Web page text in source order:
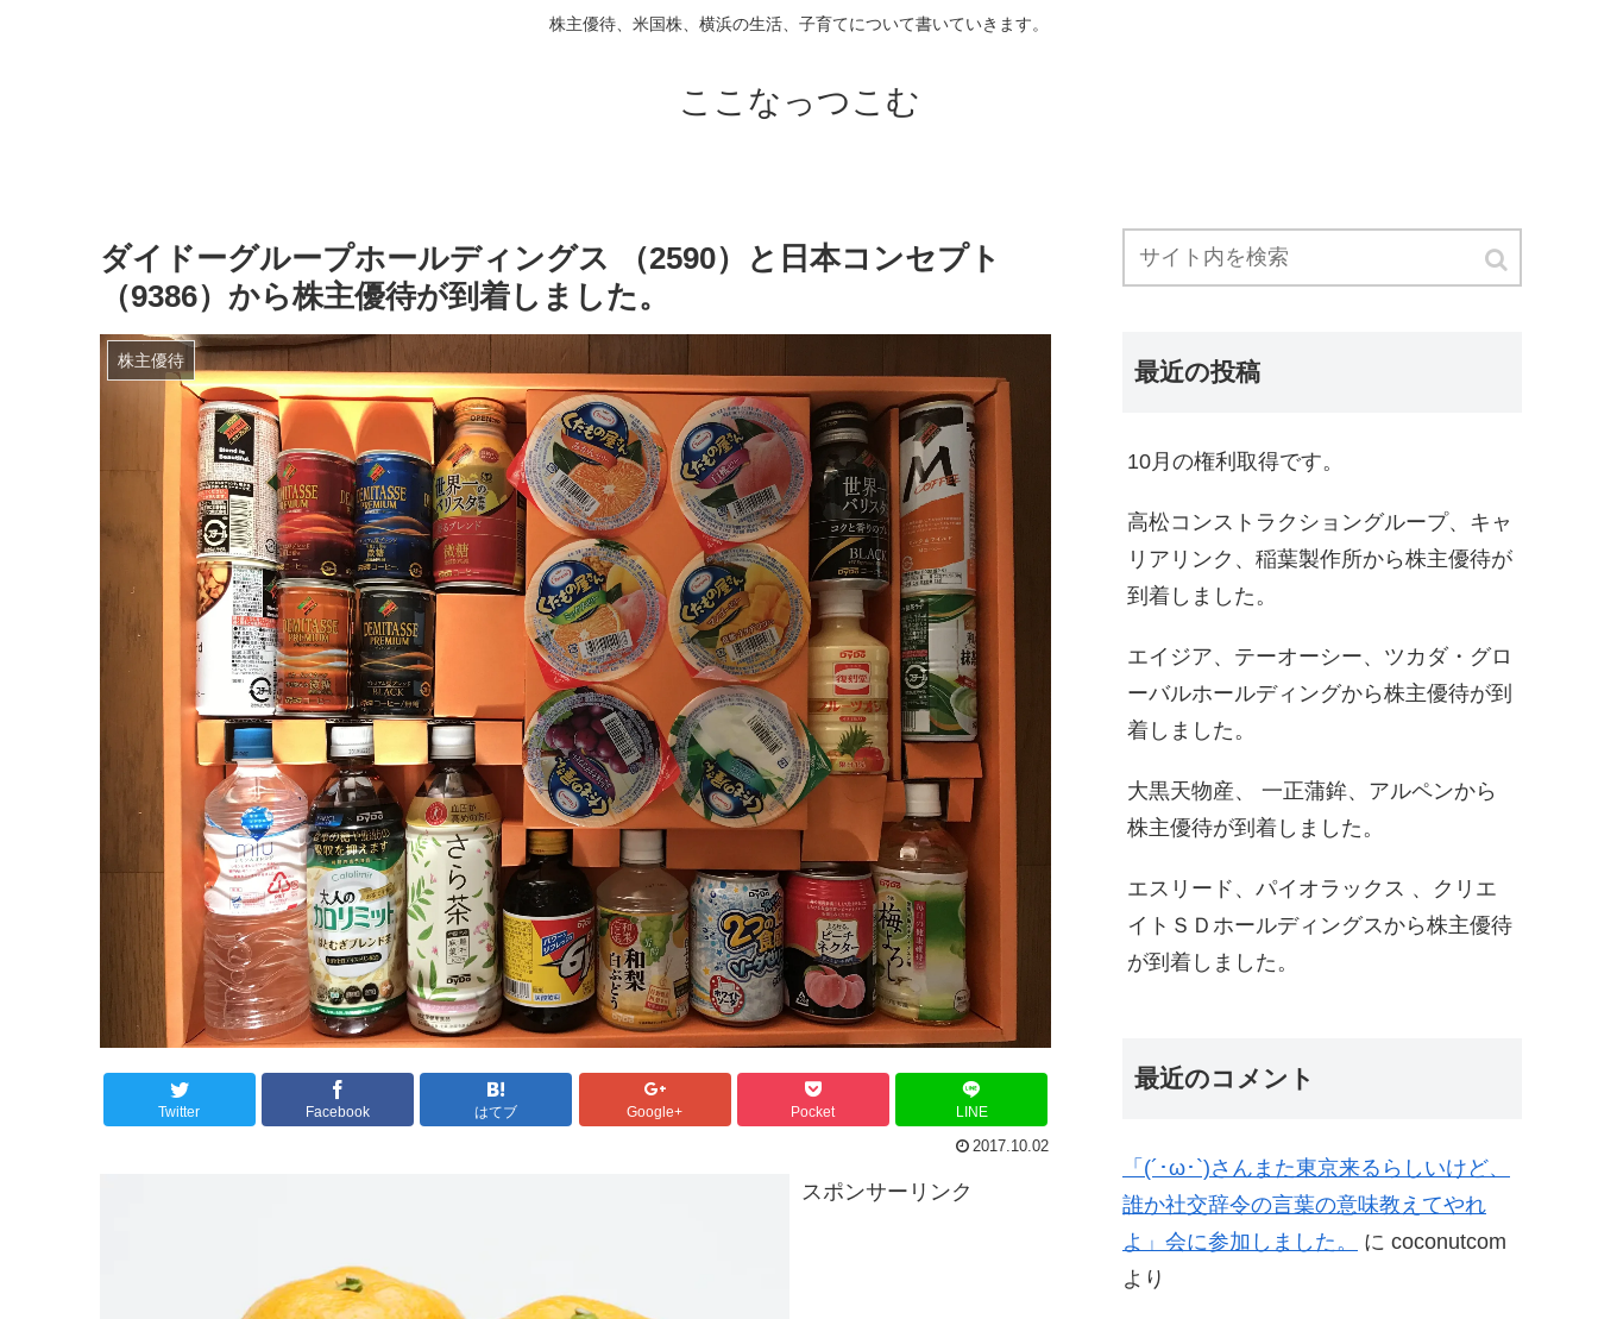
株主優待、米国株、横浜の生活、子育てについて書いていきます。
ここなっつこむ
ダイドーグループホールディングス （2590）と日本コンセプト
（9386）から株主優待が到着しました。
株主優待
Twitter Facebook はてブ Google+ Pocket LINE
2017.10.02
スポンサーリンク
最近の投稿
10月の権利取得です。
高松コンストラクショングループ、キャ
リアリンク、稲葉製作所から株主優待が
到着しました。
エイジア、テーオーシー、ツカダ・グロ
ーバルホールディングから株主優待が到
着しました。
大黒天物産、 一正蒲鉾、アルペンから
株主優待が到着しました。
エスリード、パイオラックス 、クリエ
イトＳＤホールディングスから株主優待
が到着しました。
最近のコメント
「(´･ω･`)さんまた東京来るらしいけど、
誰か社交辞令の言葉の意味教えてやれ
よ」会に参加しました。
に coconutcom
より